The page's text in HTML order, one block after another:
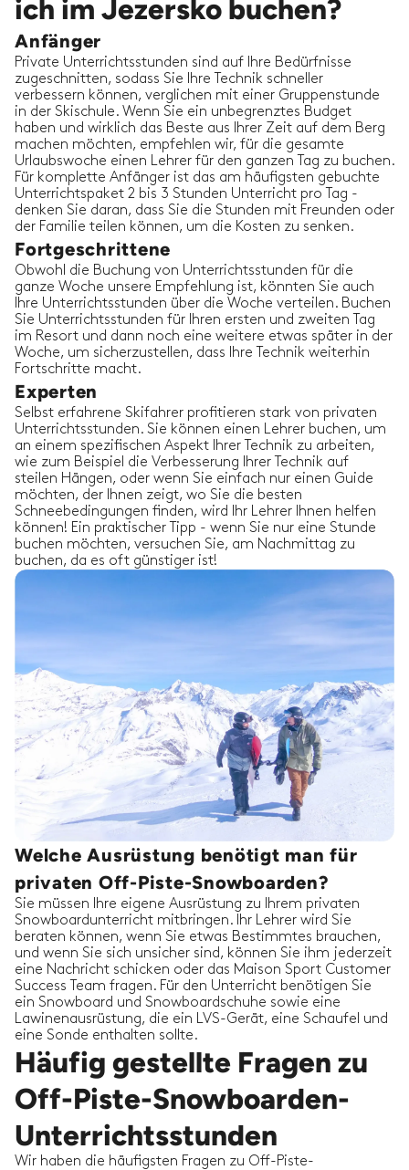
ich im Jezersko buchen?
Anfänger
Private Unterrichtsstunden sind auf Ihre Bedürfnisse
zugeschnitten, sodass Sie Ihre Technik schneller
verbessern können, verglichen mit einer Gruppenstunde
in der Skischule. Wenn Sie ein unbegrenztes Budget
haben und wirklich das Beste aus Ihrer Zeit auf dem Berg
machen möchten, empfehlen wir, für die gesamte
Urlaubswoche einen Lehrer für den ganzen Tag zu buchen.
Für komplette Anfänger ist das am häufigsten gebuchte
Unterrichtspaket 2 bis 3 Stunden Unterricht pro Tag -
denken Sie daran, dass Sie die Stunden mit Freunden oder
der Familie teilen können, um die Kosten zu senken.
Fortgeschrittene
Obwohl die Buchung von Unterrichtsstunden für die
ganze Woche unsere Empfehlung ist, könnten Sie auch
Ihre Unterrichtsstunden über die Woche verteilen. Buchen
Sie Unterrichtsstunden für Ihren ersten und zweiten Tag
im Resort und dann noch eine weitere etwas später in der
Woche, um sicherzustellen, dass Ihre Technik weiterhin
Fortschritte macht.
Experten
Selbst erfahrene Skifahrer profitieren stark von privaten
Unterrichtsstunden. Sie können einen Lehrer buchen, um
an einem spezifischen Aspekt Ihrer Technik zu arbeiten,
wie zum Beispiel die Verbesserung Ihrer Technik auf
steilen Hängen, oder wenn Sie einfach nur einen Guide
möchten, der Ihnen zeigt, wo Sie die besten
Schneebedingungen finden, wird Ihr Lehrer Ihnen helfen
können! Ein praktischer Tipp - wenn Sie nur eine Stunde
buchen möchten, versuchen Sie, am Nachmittag zu
buchen, da es oft günstiger ist!
Welche Ausrüstung benötigt man für
privaten Off-Piste-Snowboarden?
Sie müssen Ihre eigene Ausrüstung zu Ihrem privaten
Snowboardunterricht mitbringen. Ihr Lehrer wird Sie
beraten können, wenn Sie etwas Bestimmtes brauchen,
und wenn Sie sich unsicher sind, können Sie ihm jederzeit
eine Nachricht schicken oder das Maison Sport Customer
Success Team fragen. Für den Unterricht benötigen Sie
ein Snowboard und Snowboardschuhe sowie eine
Lawinenausrüstung, die ein LVS-Gerät, eine Schaufel und
eine Sonde enthalten sollte.
Häufig gestellte Fragen zu
Off-Piste-Snowboarden-
Unterrichtsstunden
Wir haben die häufigsten Fragen zu Off-Piste-